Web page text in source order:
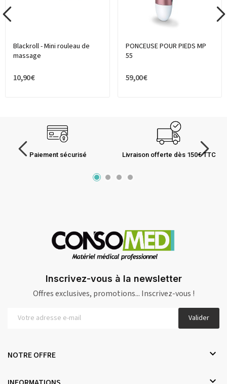
Blackroll - Mini rouleau de
massage
10,90 €
PONCEUSE POUR PIEDS MP
55
59,00 €
Paiement sécurisé Livraison offerte dès 150€ TTC
Inscrivez-vous à la newsletter
Offres exclusives, promotions... Inscrivez-vous !
Valider
NOTRE OFFRE 
